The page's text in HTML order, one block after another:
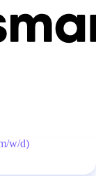
w/d)